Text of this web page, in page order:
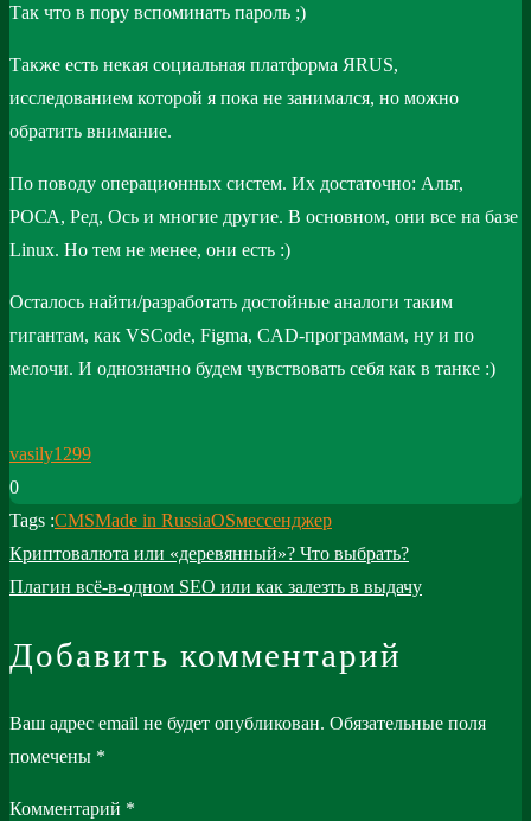
Так что в пору вспоминать пароль ;)
Также есть некая социальная платформа ЯRUS,
исследованием которой я пока не занимался, но можно
обратить внимание.
По поводу операционных систем. Их достаточно: Альт,
РОСА, Ред, Ось и многие другие. В основном, они все на базе
Linux. Но тем не менее, они есть :)
Осталось найти/разработать достойные аналоги таким
гигантам, как VSCode, Figma, CAD-программам, ну и по
мелочи. И однозначно будем чувствовать себя как в танке :)
vasily1299
0
Tags :CMSMade in RussiaOSмессенджер
Навигация
по
записям
Криптовалюта или «деревянный»? Что выбрать?
Плагин всё-в-одном SEO или как залезть в выдачу
Добавить комментарий
Ваш адрес email не будет опубликован. Обязательные поля
помечены *
Комментарий *